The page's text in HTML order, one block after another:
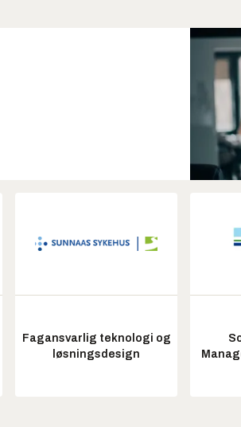
Fagansvarlig teknologi og
løsningsdesign